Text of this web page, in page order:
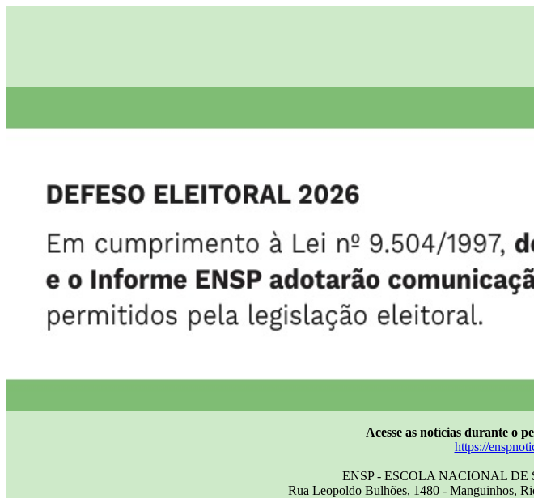
Acesse as notícias durante o
https://
ENSP - ESCOLA NACIONAL
Rua Leopoldo Bulhões, 1480 - Manguinhos,